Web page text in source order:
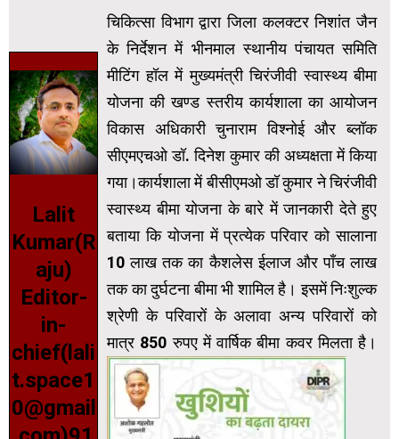
Lalit
Kumar(R
aju)
Editor-
in-
chief(lali
t.space1
0@gmail
चिकित्सा विभाग द्वारा जिला कलक्टर निशांत जैन
के निर्देशन में भीनमाल स्थानीय पंचायत समिति
मीटिंग हॉल में मुख्यमंत्री चिरंजीवी स्वास्थ्य बीमा
योजना की खण्ड स्तरीय कार्यशाला का आयोजन
विकास अधिकारी चुनाराम विश्नोई और ब्लॉक
सीएमएचओ डॉ. दिनेश कुमार की अध्यक्षता में किया
गया।कार्यशाला में बीसीएमओ डॉ कुमार ने चिरंजीवी
स्वास्थ्य बीमा योजना के बारे में जानकारी देते हुए
बताया कि योजना में प्रत्येक परिवार को सालाना
10 लाख तक का कैशलेस ईलाज और पाँच लाख
तक का दुर्घटना बीमा भी शामिल है। इसमें निःशुल्क
श्रेणी के परिवारों के अलावा अन्य परिवारों को
मात्र 850 रुपए में वार्षिक बीमा कवर मिलता है।